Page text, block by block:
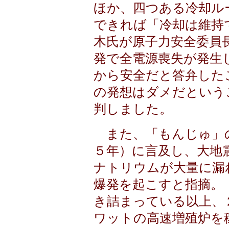
ほか、四つある冷却
できれば「冷却は維
木氏が原子力安全委員
発で全電源喪失が発生
から安全だと答弁し
の発想はダメだとい
判しました。
また、「もんじゅ」
５年）に言及し、大
ナトリウムが大量に
爆発を起こすと指摘
き詰まっている以上
ワットの高速増殖炉